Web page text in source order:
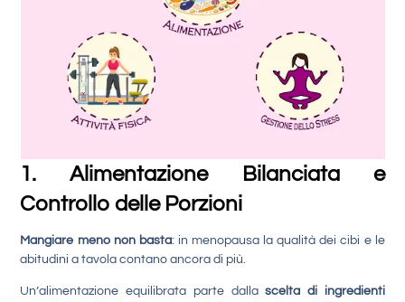
1. Alimentazione Bilanciata e
Controllo delle Porzioni
Mangiare meno non basta: in menopausa la qualità dei cibi e le
abitudini a tavola contano ancora di più.
Un’alimentazione equilibrata parte dallascelta di ingredienti